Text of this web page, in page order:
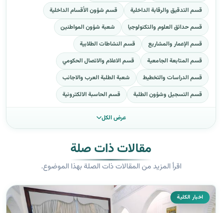
قسم التدقيق والرقابة الداخلية
قسم شؤون الأقسام الداخلية
قسم حدائق العلوم والتكنولوجيا
شعبة شؤون المواطنين
قسم الإعمار والمشاريع
قسم النشاطات الطلابية
قسم المتابعة الجامعية
قسم الاعلام والاتصال الحكومي
قسم الدراسات والتخطيط
شعبة الطلبة العرب والاجانب
قسم التسجيل وشؤون الطلبة
قسم الحاسبة الالكترونية
عرض الكل
مقالات ذات صلة
اقرأ المزيد من المقالات ذات الصلة بهذا الموضوع.
اخبار الكلية